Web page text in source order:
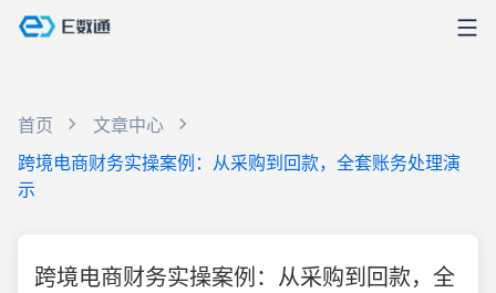
首页
文章中心
跨境电商财务实操案例：从采购到回款，全套账务处理演
示
跨境电商财务实操案例：从采购到回款，全